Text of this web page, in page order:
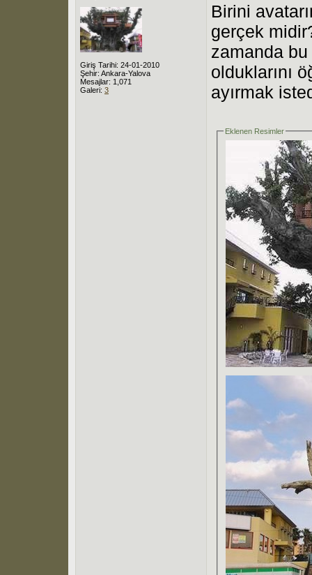
Giriş Tarihi: 24-01-2010
Şehir: Ankara-Yalova
Mesajlar: 1,071
Galeri: 3
Birini
gerçek
zamanda
olduklarını
ayırmak
Eklenen Resimler